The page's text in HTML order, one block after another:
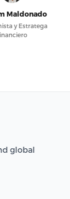
Maldonado
y Estratega
global